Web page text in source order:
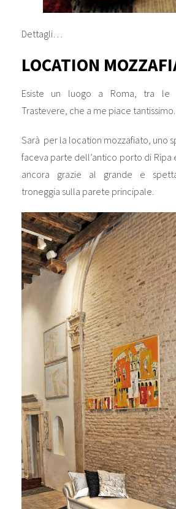
Dettagli…
LOCATION
Esiste un luogo a Roma, tra le
Trastevere, che a me piace tantissimo.
Sarà per la location mozzafiato, uno
faceva parte dell’antico porto di Ripa
ancora grazie al grande e
troneggia sulla parete principale.